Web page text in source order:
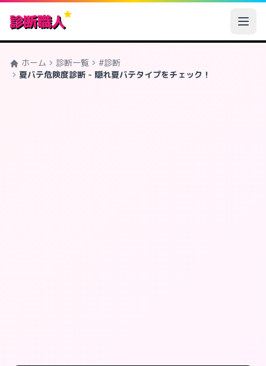
診断職人
ホーム 診断一覧
#診断
夏バテ危険度診断 - 隠れ夏バテタイプをチェック！